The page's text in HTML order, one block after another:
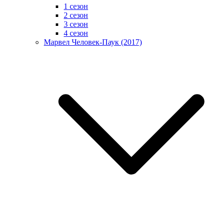
1 сезон
2 сезон
3 сезон
4 сезон
Марвел Человек-Паук (2017)